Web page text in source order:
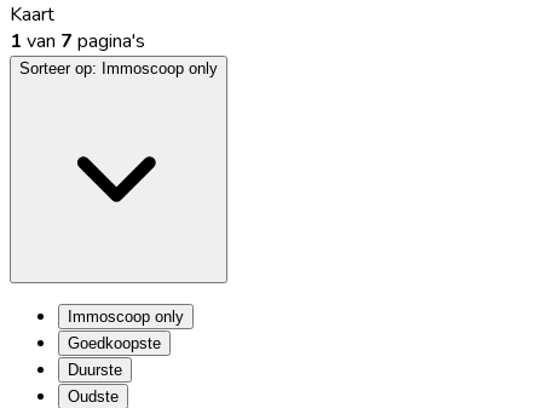
Kaart
1 van 7 pagina's
Sorteer op: Immoscoop only
Immoscoop only
Goedkoopste
Duurste
Oudste